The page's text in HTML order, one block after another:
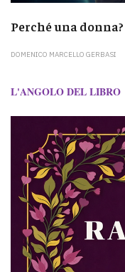
Perché una donna?
DOMENICO MARCELLO GERBASI
L'ANGOLO DEL LIBRO